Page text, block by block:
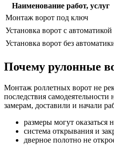
Наименование работ, услуг
Монтаж ворот под ключ
Установка ворот с автоматикой
Установка ворот без
Почему рулонные
Монтаж роллетных ворот не
последствия
замерам, доставили и начали
размеры могут оказаться
система открывания и
дверное полотно не